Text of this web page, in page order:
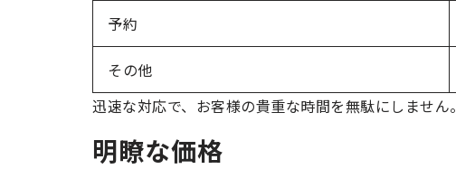
予約
その他
迅速な対応で、お客様の貴重な時間を無駄にしません。
明瞭な価格